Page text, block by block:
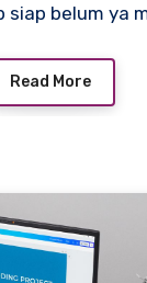
belum ya
Read More